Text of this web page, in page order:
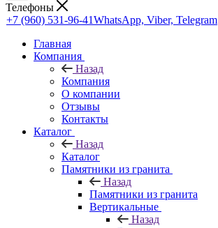
Телефоны
+7 (960) 531-96-41WhatsApp, Viber, Telegram
Главная
Компания
Назад
Компания
О компании
Отзывы
Контакты
Каталог
Назад
Каталог
Памятники из гранита
Назад
Памятники из гранита
Вертикальные
Назад